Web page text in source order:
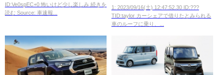
ID:Ve0spEC+0 怖いけど少し楽しみ 続きを
読む Source: 車速報...
る模様wwwwww
1: 2023/09/16(土) 12:47:52.30 ID:???
TID:taylor カーシェアで借りたとみられる
車のルーフに乗り、...